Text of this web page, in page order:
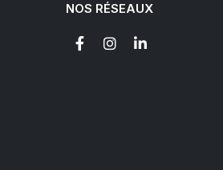
NOS RÉSEAUX